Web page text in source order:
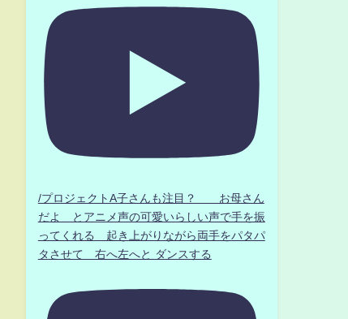
/プロジェクトA子さんも注目？ お母さん
だよ とアニメ声の可愛いらしい声で手を振
ってくれる 起き上がりながら両手をパタパ
タさせて 右へ左へと ダンスする